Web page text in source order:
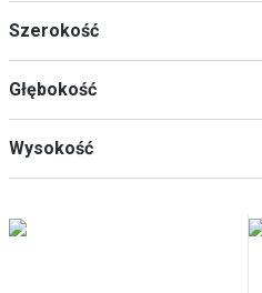
Grill(3)
Piekarnik
39217(3)
Szerokość
Głębokość
Wysokość